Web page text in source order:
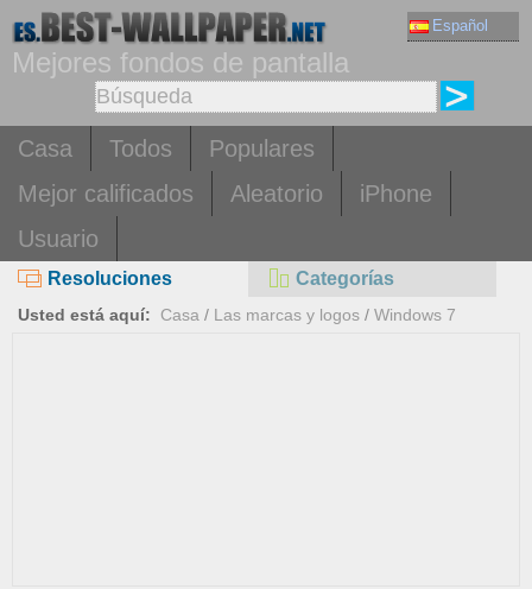
Español
Mejores fondos de pantalla
Casa Todos
Populares
Mejor calificados
Aleatorio
iPhone
Usuario
Resoluciones Categorías
Usted está aquí: Casa / Las marcas y logos / Windows 7